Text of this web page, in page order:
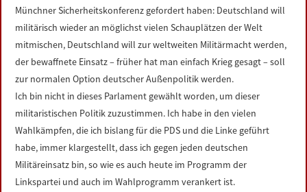
Münchner Sicherheitskonferenz gefordert haben: Deutschland will
militärisch wieder an möglichst vielen Schauplätzen der Welt
mitmischen, Deutschland will zur weltweiten Militärmacht werden,
der bewaffnete Einsatz – früher hat man einfach Krieg gesagt – soll
zur normalen Option deutscher Außenpolitik werden.
Ich bin nicht in dieses Parlament gewählt worden, um dieser
militaristischen Politik zuzustimmen. Ich habe in den vielen
Wahlkämpfen, die ich bislang für die PDS und die Linke geführt
habe, immer klargestellt, dass ich gegen jeden deutschen
Militäreinsatz bin, so wie es auch heute im Programm der
Linkspartei und auch im Wahlprogramm verankert ist.